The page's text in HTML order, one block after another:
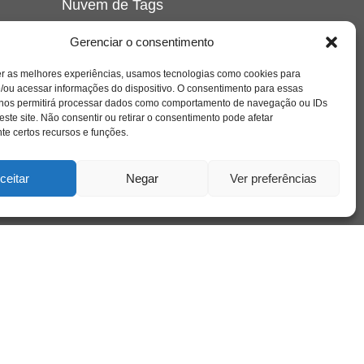
Gerenciar o consentimento
as melhores experiências, usamos tecnologias como cookies para
ou acessar informações do dispositivo. O consentimento para essas
permitirá processar dados como comportamento de navegação ou IDs
site. Não consentir ou retirar o consentimento pode afetar
certos recursos e funções.
Negar Ver preferências
Nuvem de Tags
crianca cuidado cultura depressao
educação família filme
freud infância insight jung liberdade livro
loucura luto maternidade
psicologia relato